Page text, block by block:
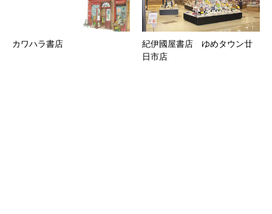
カワハラ書店
紀伊國屋書店 ゆめタウン廿
日市店